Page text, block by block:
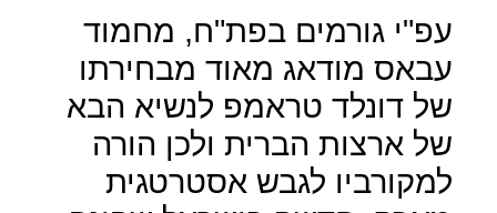
עפ"י גורמים בפת"ח, מחמוד
עבאס מודאג מאוד מבחירתו
של דונלד טראמפ לנשיא הבא
של ארצות הברית ולכן הורה
למקורביו לגבש אסטרטגית